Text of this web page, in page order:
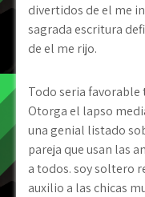
divertidos de el me
sagrada escritura
de el me rijo.
Todo seri­a
Otorga el lapso
una genial listado
pareja que usan las
a todos. soy soltero
auxilio a las chicas